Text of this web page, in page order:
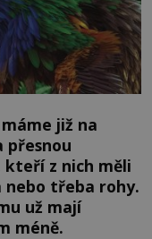
již na
přesnou
kteří z nich měli
třeba rohy.
už mají
méně.